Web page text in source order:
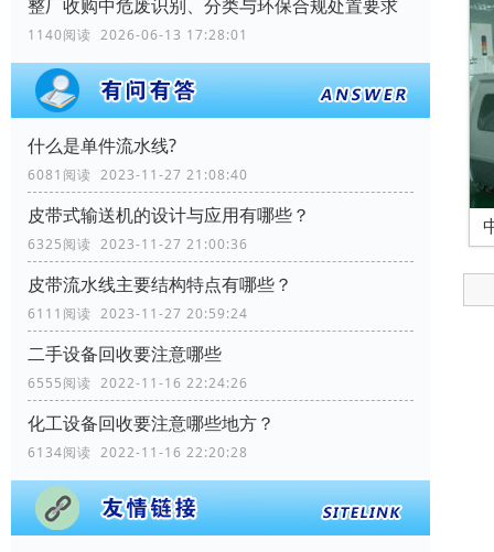
整厂收购中危废识别、分类与环保合规处置要求
1140阅读 2026-06-13 17:28:01
什么是单件流水线?
6081阅读 2023-11-27 21:08:40
皮带式输送机的设计与应用有哪些？
6325阅读 2023-11-27 21:00:36
皮带流水线主要结构特点有哪些？
6111阅读 2023-11-27 20:59:24
二手设备回收要注意哪些
6555阅读 2022-11-16 22:24:26
化工设备回收要注意哪些地方？
6134阅读 2022-11-16 22:20:28